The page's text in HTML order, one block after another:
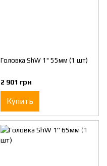
Головка ShW 1" 55мм (1 шт)
2 901 грн
Купить